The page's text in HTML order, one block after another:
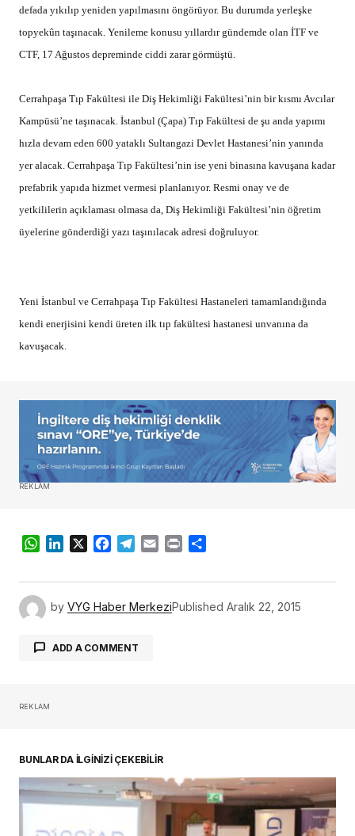
defada yıkılıp yeniden yapılmasını öngörüyor. Bu durumda yerleşke
topyekûn taşınacak. Yenileme konusu yıllardır gündemde olan İTF ve
CTF, 17 Ağustos depreminde ciddi zarar görmüştü.
Cerrahpaşa Tıp Fakültesi ile Diş Hekimliği Fakültesi’nin bir kısmı Avcılar
Kampüsü’ne taşınacak. İstanbul (Çapa) Tıp Fakültesi de şu anda yapımı
hızla devam eden 600 yataklı Sultangazi Devlet Hastanesi’nin yanında
yer alacak. Cerrahpaşa Tıp Fakültesi’nin ise yeni binasına kavuşana kadar
prefabrik yapıda hizmet vermesi planlanıyor. Resmi onay ve de
yetkililerin açıklaması olmasa da, Diş Hekimliği Fakültesi’nin öğretim
üyelerine gönderdiği yazı taşınılacak adresi doğruluyor.
Yeni İstanbul ve Cerrahpaşa Tıp Fakültesi Hastaneleri tamamlandığında
kendi enerjisini kendi üreten ilk tıp fakültesi hastanesi unvanına da
kavuşacak.
REKLAM
WhatsApp
LinkedIn
X Facebook
Telegram
Email Print
by VYG Haber MerkeziPublished Aralık 22, 2015
ADD A COMMENT
REKLAM
BUNLAR DA İLGİNİZİ ÇEKEBİLİR